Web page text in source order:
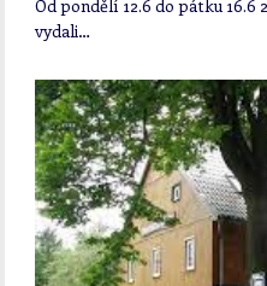
Od pondělí 12.6 do pátku 16.6
vydali…